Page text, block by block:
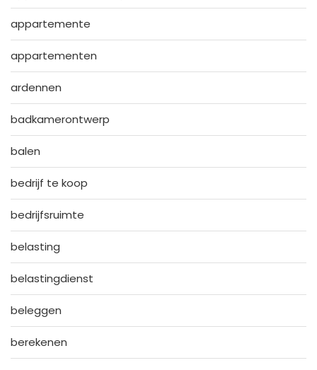
appartemente
appartementen
ardennen
badkamerontwerp
balen
bedrijf te koop
bedrijfsruimte
belasting
belastingdienst
beleggen
berekenen